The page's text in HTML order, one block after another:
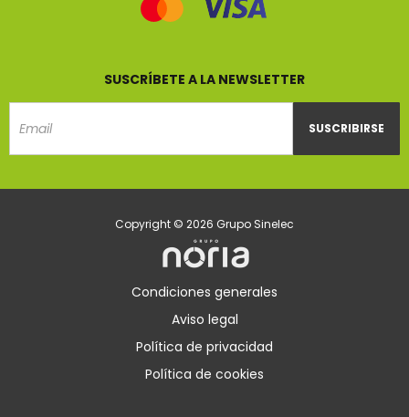
SUSCRÍBETE A LA NEWSLETTER
SUSCRIBIRSE
Copyright © 2026 Grupo Sinelec
Condiciones generales
Aviso legal
Política de privacidad
Política de cookies